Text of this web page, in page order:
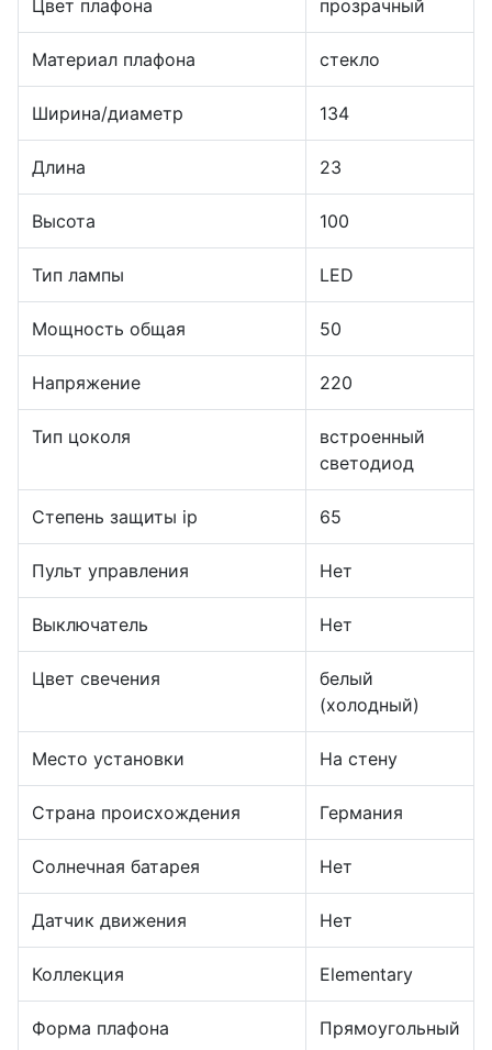
Цвет плафона прозрачный
Материал плафона стекло
Ширина/диаметр 134
Длина 23
Высота 100
Тип лампы LED
Мощность общая 50
Напряжение 220
Тип цоколя
встроенный
светодиод
Степень защиты ip 65
Пульт управления Нет
Выключатель Нет
Цвет свечения
белый
(холодный)
Место установки На стену
Страна происхождения Германия
Солнечная батарея Нет
Датчик движения Нет
Коллекция Elementary
Форма плафона Прямоугольный